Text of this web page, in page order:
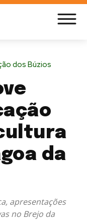
dos Búzios
da
apresentações
no Brejo da